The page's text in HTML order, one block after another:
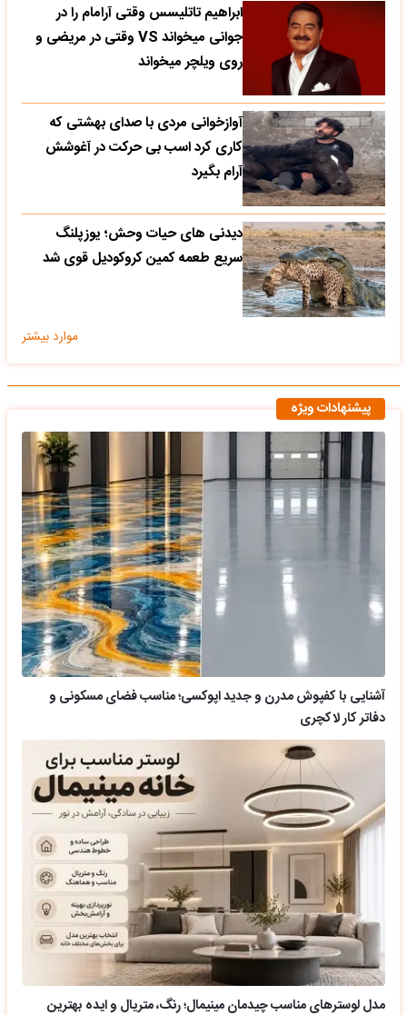
ابراهیم تاتلیسس وقتی آرامام را در
جوانی میخواند VS وقتی در مریضی و
روی ویلچر میخواند
آوازخوانی مردی با صدای بهشتی که
کاری کرد اسب بی حرکت در آغوشش
آرام بگیرد
دیدنی های حیات وحش؛ یوزپلنگ
سریع طعمه کمین کروکودیل قوی شد
موارد بیشتر
پیشنهادات ویژه
آشنایی با کفپوش مدرن و جدید اپوکسی؛ مناسب فضای مسکونی و
دفاتر کار لاکچری
مدل لوسترهای مناسب چیدمان مینیمال؛ رنگ، متریال و ایده بهترین